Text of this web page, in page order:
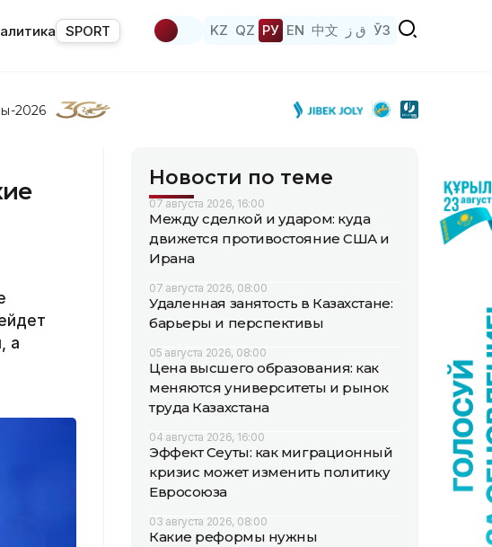
SPORT KZ QZ РУ EN 中文 ق ز ЎЗ
2026
а
Новости по теме
07 августа 2026, 16:00
Между сделкой и ударом: куда
движется противостояние США и
Ирана
07 августа 2026, 08:00
Удаленная занятость в Казахстане:
барьеры и перспективы
05 августа 2026, 08:00
Цена высшего образования: как
меняются университеты и рынок
труда Казахстана
04 августа 2026, 16:00
Эффект Сеуты: как миграционный
кризис может изменить политику
Евросоюза
03 августа 2026, 08:00
Какие реформы нужны